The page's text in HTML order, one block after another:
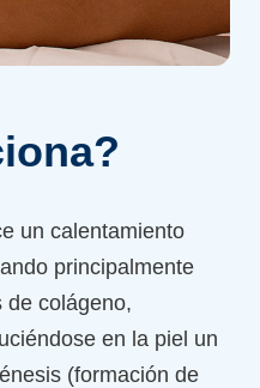
un calentamiento
principalmente
de colágeno,
en la piel un
(formación de